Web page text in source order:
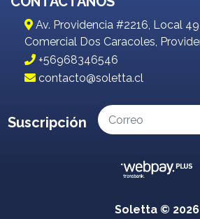
Av. Providencia #2216, Local
Comercial Dos Caracoles,
+56968346546
contacto@soletta.cl
Suscripción
Soletta © 2026